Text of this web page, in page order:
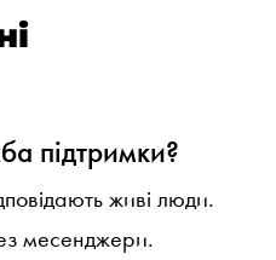
підтримки?
живі люди.
месенджери.